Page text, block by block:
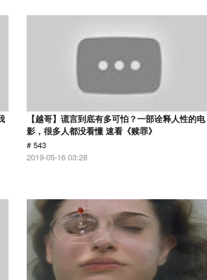
【越哥】谎言到底有多可怕？一部诠释人性的电
影，很多人都没看懂 速看《赎罪》
# 543
2019-05-16 03:28